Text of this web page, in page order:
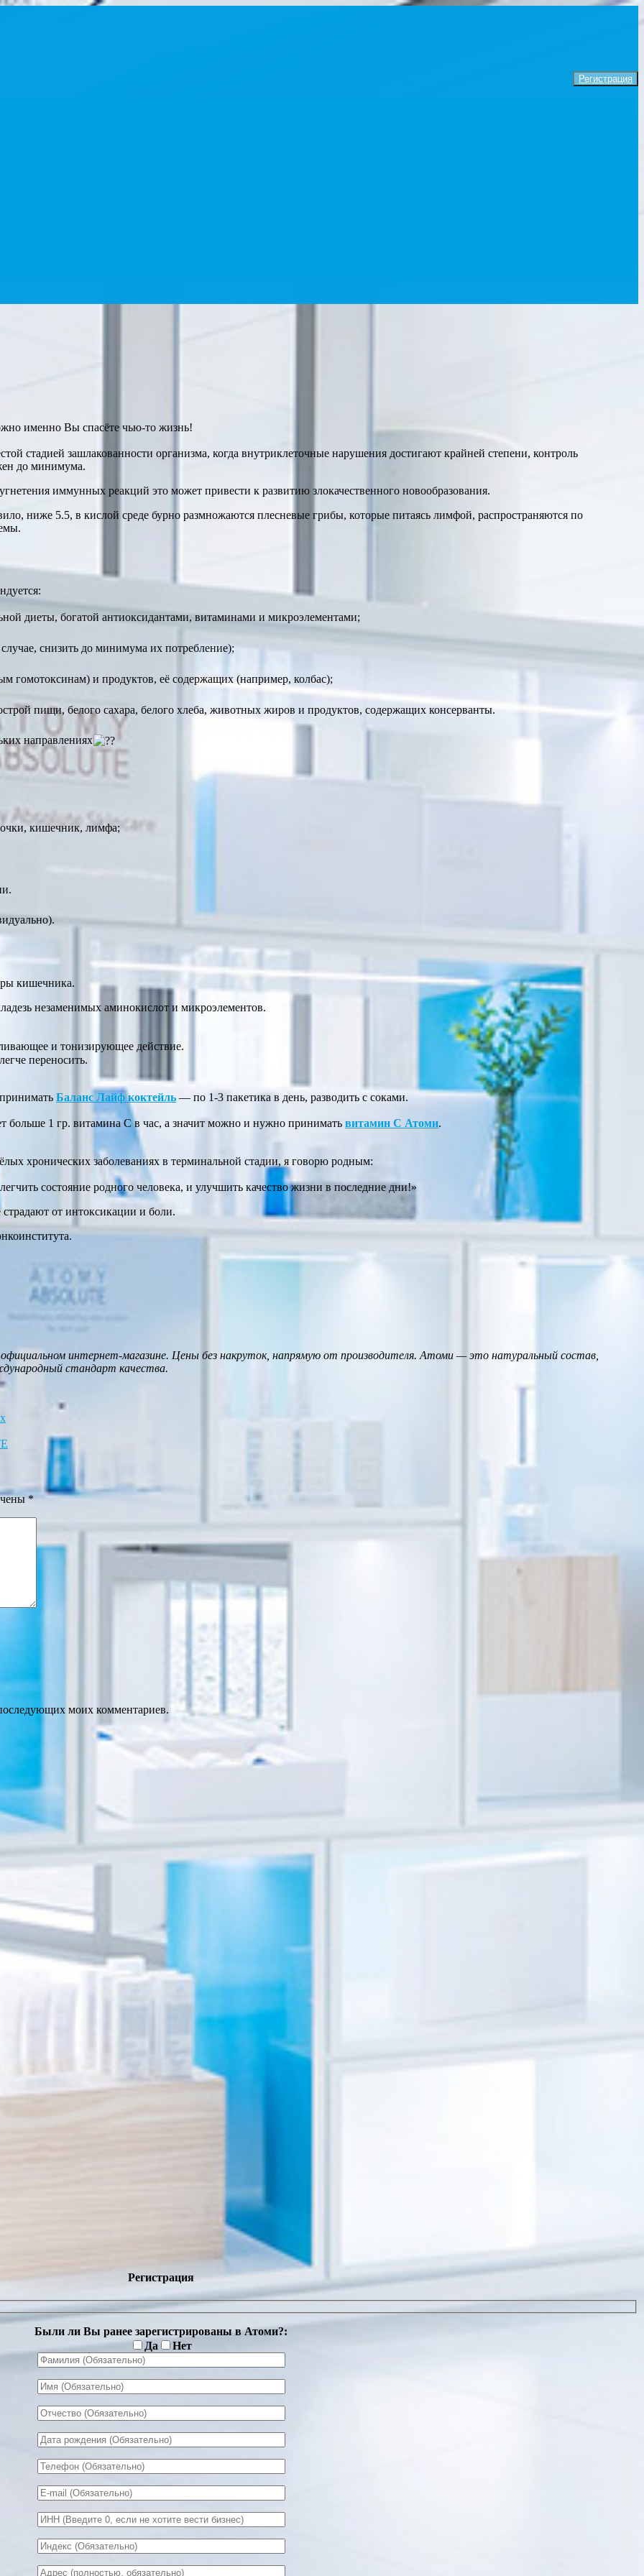
Регистрация
именно Вы спасёте чью-то жизнь!
стадией зашлакованности организма, когда внутриклеточные нарушения достигают крайней степени, контроль
до минимума.
иммунных реакций это может привести к развитию злокачественного новообразования.
ниже 5.5, в кислой среде бурно размножаются плесневые грибы, которые питаясь лимфой, распространяются по
диеты, богатой антиоксидантами, витаминами и микроэлементами;
снизить до минимума их потребление);
гомотоксинам) и продуктов, её содержащих (например, колбас);
пищи, белого сахара, белого хлеба, животных жиров и продуктов, содержащих консерванты.
направлениях
кишечник, лимфа;
кишечника.
незаменимых аминокислот и микроэлементов.
и тонизирующее действие.
переносить.
Баланс Лайф коктейль— по 1-3 пакетика в день, разводить с соками.
больше 1 гр. витамина С в час, а значит можно и нужно приниматьвитамин С Атоми.
хронических заболеваниях в терминальной стадии, я говорю родным:
состояние родного человека, и улучшить качество жизни в последние дни!»
от интоксикации и боли.
интернет-магазине. Цены без накруток, напрямую от производителя. Атоми — это натуральный состав,
стандарт качества.
*
моих комментариев.
Регистрация
Были ли Вы ранее зарегистрированы в Атоми?:
Да
Нет